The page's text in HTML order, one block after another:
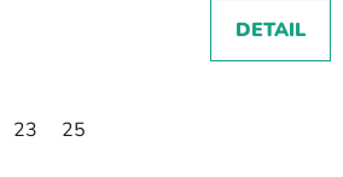
DETAIL
23 25